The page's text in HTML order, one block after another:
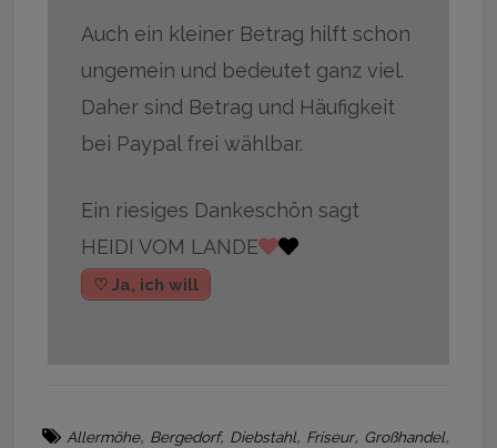
Auch ein kleiner Betrag hilft schon
ungemein und bedeutet ganz viel.
Daher sind Betrag und Häufigkeit
bei Paypal frei wählbar.
Ein riesiges Dankeschön sagt
HEIDI VOM LANDE
♡ Ja, ich will
Allermöhe, Bergedorf, Diebstahl, Friseur, Großhandel,